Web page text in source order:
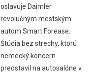
oslavuje Daimler
revolučným mestským
autom Smart Forease.
Štúdia bez strechy, ktorú
nemecký koncern
predstavil na autosalóne v